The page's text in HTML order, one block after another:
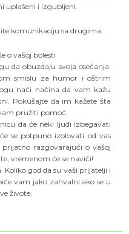
uplašeni i izgubljeni.
komunikaciju sa drugima:
o vašoj bolesti
da obuzdaju svoja osećanja.
smislu za humor i oštrim
naći načina da vam kažu
Pokušajte da im kažete šta
pružiti pomoć.
da će neki ljudi izbegavati
se potpuno izolovati od vas
razgovarajući o vašoj
vremenom će se navići!
Koliko god da su vaši prijatelji i
vam jako zahvalni ako se u
živote.